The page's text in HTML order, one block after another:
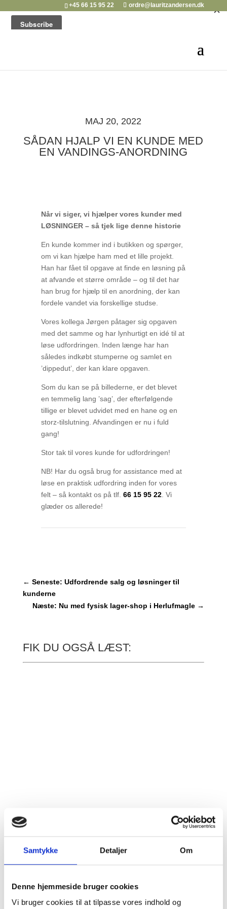
Samtykke Detaljer Om
Denne hjemmeside bruger cookies
Vi bruger cookies til at tilpasse vores indhold og
+45 66 15 95 22 ordre@lauritzandersen.dk
MAJ 20, 2022
SÅDAN HJALP VI EN KUNDE MED
EN VANDINGS-ANORDNING
Når vi siger, vi hjælper vores kunder med
LØSNINGER – så tjek lige denne historie
En kunde kommer ind i butikken og spørger,
om vi kan hjælpe ham med et lille projekt.
Han har fået til opgave at finde en løsning på
at afvande et større område – og til det har
han brug for hjælp til en anordning, der kan
fordele vandet via forskellige studse.
Vores kollega Jørgen påtager sig opgaven
med det samme og har lynhurtigt en idé til at
løse udfordringen. Inden længe har han
således indkøbt stumperne og samlet en
’dippedut’, der kan klare opgaven.
Som du kan se på billederne, er det blevet
en temmelig lang ’sag’, der efterfølgende
tillige er blevet udvidet med en hane og en
storz-tilslutning. Afvandingen er nu i fuld
gang!
Stor tak til vores kunde for udfordringen!
NB! Har du også brug for assistance med at
løse en praktisk udfordring inden for vores
felt – så kontakt os på tlf. 66 15 95 22. Vi
glæder os allerede!
← Seneste: Udfordrende salg og løsninger til
kunderne
Næste: Nu med fysisk lager-shop i Herlufmagle →
FIK DU OGSÅ LÆST: